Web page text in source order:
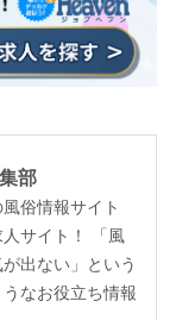
部
俗情報サイト
人サイト！ 「風
出ない」という
なお役立ち情報